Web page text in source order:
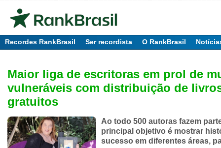
Recordes RankBrasil Ser recordista O RankBrasil
Maior liga de escritoras em prol de
vulneráveis com distribuição de
gratuitos
Ao todo 500 autoras fazem
principal objetivo é mostrar
sucesso em diferentes áreas,